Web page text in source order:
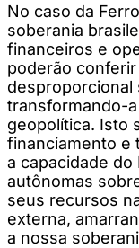
No caso da
soberania
financeiros e
poderão
desproporcional
transformando-
geopolítica. Isto
financiamento e
a capacidade
autônomas
seus recursos
externa,
a nossa